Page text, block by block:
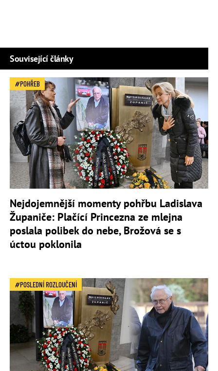
Související články
POHŘEB
Nejdojemnější momenty pohřbu Ladislava
Županiče: Plačící Princezna ze mlejna
poslala polibek do nebe, Brožová se s
úctou poklonila
POSLEDNÍ ROZLOUČENÍ